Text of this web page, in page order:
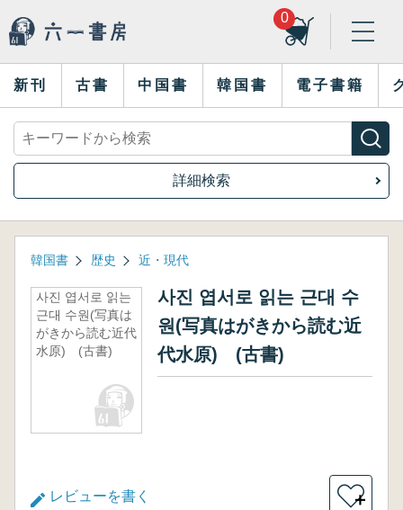
0
新刊 古書 中国書 韓国書 電子書籍
詳細検索
韓国書 歴史 近・現代
사진 엽서로 읽는
근대 수원(写真は
がきから読む近代
水原) (古書)
사진 엽서로 읽는 근대 수
원(写真はがきから読む近
代水原) (古書)
レビューを書く ＋